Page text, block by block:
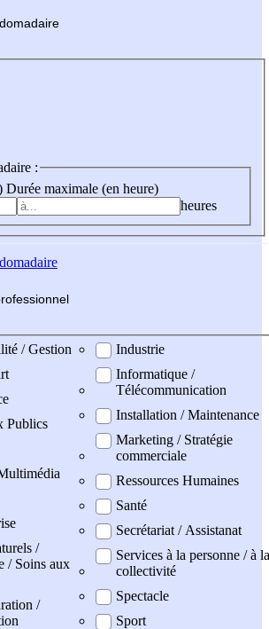
madaire
:
Durée maximale (en heure)
heures
fessionnel
/ Gestion
Publics
/
/ Soins aux
/
Industrie
Informatique /
Télécommunication
Installation / Maintenance
Marketing / Stratégie
commerciale
Ressources Humaines
Santé
Secrétariat / Assistanat
Services à la personne / à la
collectivité
Spectacle
Sport